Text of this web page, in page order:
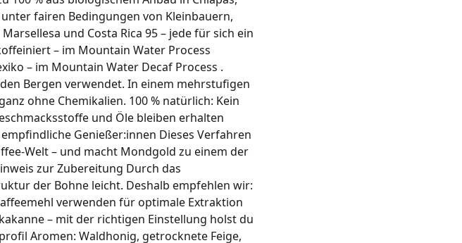
fairen Bedingungen von Kleinbauern,
und Costa Rica 95 – jede für sich ein
– im Mountain Water Process
– im Mountain Water Decaf Process .
Bergen verwendet. In einem mehrstufigen
ohne Chemikalien. 100 % natürlich: Kein
und Öle bleiben erhalten
Genießer:innen Dieses Verfahren
Welt – und macht Mondgold zu einem der
zur Zubereitung Durch das
der Bohne leicht. Deshalb empfehlen wir:
verwenden für optimale Extraktion
– mit der richtigen Einstellung holst du
Aromen: Waldhonig, getrocknete Feige,